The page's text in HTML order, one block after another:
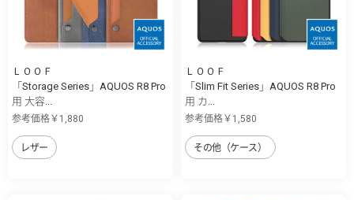
ＬＯＯＦ
「Storage Series」AQUOS R8 Pro
用 大容...
参考価格￥1,880
レザー
ＬＯＯＦ
「Slim Fit Series」AQUOS R8 Pro
用 カ...
参考価格￥1,580
その他（ケース）